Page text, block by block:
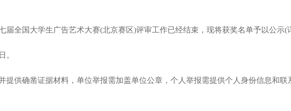
全国大学生广告艺术大赛(北京赛区)评审工作已经结束，现将获奖名单予以公示(
。
供确凿证据材料，单位举报需加盖单位公章，个人举报需提供个人身份信息和联